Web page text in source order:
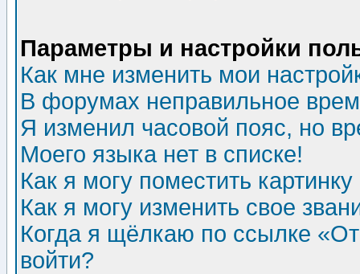
Параметры и настройки
Как мне изменить мои
В форумах неправильное
Я изменил часовой пояс, но
Моего языка нет в списке!
Как я могу поместить
Как я могу изменить свое
Когда я щёлкаю по ссылке
войти?